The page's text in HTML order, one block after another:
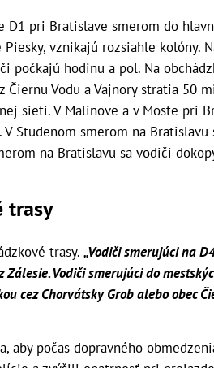
D1 pri Bratislave smerom do
vznikajú rozsiahle kolóny.
počkajú hodinu a pol. Na
Čiernu Vodu a Vajnory stratia 50
sieti. V Malinove a v Moste pri
Studenom smerom na
na Bratislavu sa vodiči
trasy
trasy. „Vodiči smerujúci na
Zálesie. Vodiči smerujúci do
cez Chorvátsky Grob alebo obec
aby počas dopravného